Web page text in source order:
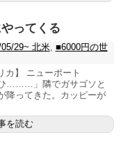
ってくる
29~ 北米, ■6000円の世
カ】 ニューポート
」隣でガサゴソと
降ってきた。カッピーが
を読む